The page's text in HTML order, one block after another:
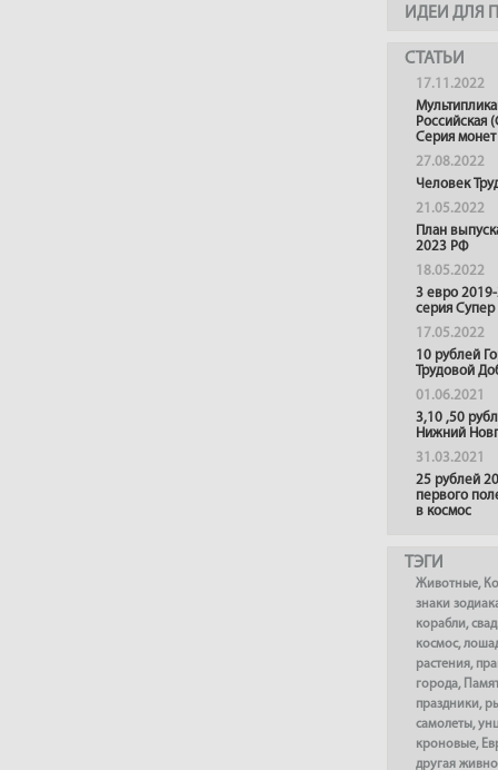
ИДЕИ ДЛЯ
СТАТЬИ
17.11.2022
Российская
Серия монет
27.08.2022
Человек
21.05.2022
План
2023 РФ
18.05.2022
3 евро
серия
17.05.2022
10 рублей
Трудовой
01.06.2021
3,10 ,50
Нижний
31.03.2021
25 рублей
первого
в космос
ТЭГИ
Животные,
знаки
корабли,
космос,
растения,
города,
праздники,
самолеты,
кроновые,
другая